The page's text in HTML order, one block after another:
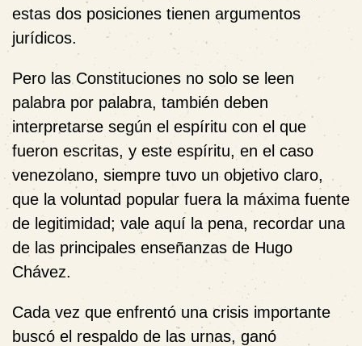
estas dos posiciones tienen argumentos
jurídicos.
Pero las Constituciones no solo se leen
palabra por palabra, también deben
interpretarse según el espíritu con el que
fueron escritas, y este espíritu, en el caso
venezolano, siempre tuvo un objetivo claro,
que la voluntad popular fuera la máxima fuente
de legitimidad; vale aquí la pena, recordar una
de las principales enseñanzas de Hugo
Chávez.
Cada vez que enfrentó una crisis importante
buscó el respaldo de las urnas, ganó